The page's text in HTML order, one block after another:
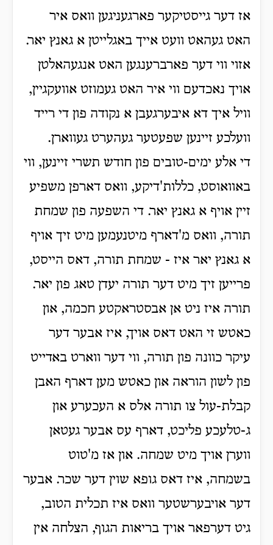
אז דער גייסטיקער פארגעניגען וואס איר
האט געהאט וועט אייך באגלייטן א גאנץ יאר.
אזוי ווי דער פארברענגען האט אנגעהאלטן
אויך נאכדעם ווי איר האט געמוזט אוועקגיין,
וויל איך דא איבערגעבן א נקודה פון די רייד
וועלכע זיינען שפעטער געהערט געווארן.
די אלע ימים-טובים פון חודש תשרי זיינען, ווי
באוואוסט, כללות'דיקע, וואס דארפן משפיע
זיין אויף א גאנץ יאר. די השפעה פון שמחת
תורה, וואס מ'דארף מיטנעמען מיט זיך אויף
א גאנץ יאר איז - שמחת תורה, דאס הייסט,
פרייען זיך מיט דער תורה יעדן טאג פון יאר.
תורה איז ניט אן אבסטראקטע חכמה, און
כאטש זי האט דאס אויך, איז אבער דער
עיקר כוונה פון תורה, ווי דער ווארט באדייט
פון לשון הוראה און כאטש מען דארף האבן
קבלת-עול צו תורה אלס א העכערע און
ג-טלעכע פליכט, דארף עס אבער געטאן
ווערן אויך מיט שמחה. און אז מ'טוט
בשמחה, איז דאס גופא שוין דער שכר. אבער
דער אויבערשטער וואס איז תכלית הטוב,
גיט דערפאר אויך בריאות הגוף, הצלחה אין